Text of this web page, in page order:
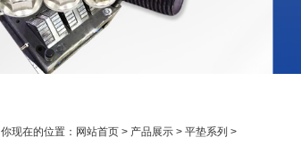
你现在的位置： 网站首页 > 产品展示 > 平垫系列 >